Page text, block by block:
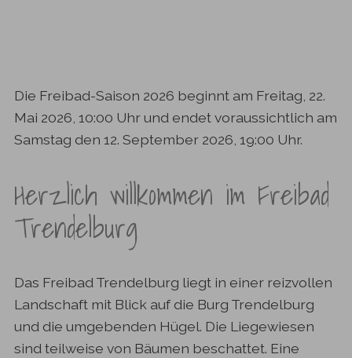
Die Freibad-Saison 2026 beginnt am Freitag, 22.
Mai 2026, 10:00 Uhr und endet voraussichtlich am
Samstag den 12. September 2026, 19:00 Uhr.
Herzlich willkommen im Freibad
Trendelburg
Das Freibad Trendelburg liegt in einer reizvollen
Landschaft mit Blick auf die Burg Trendelburg
und die umgebenden Hügel. Die Liegewiesen
sind teilweise von Bäumen beschattet. Eine